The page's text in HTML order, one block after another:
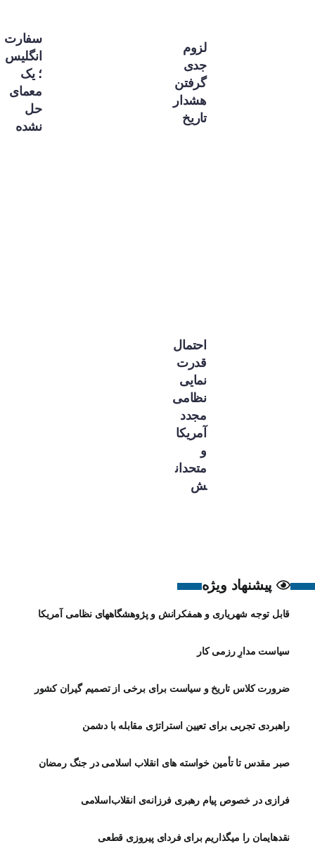
لزوم
جدی
گرفتن
هشدار
تاریخ
سفارت
انگلیس
؛ یک
معمای
حل
نشده
احتمال
قدرت
نمایی
نظامی
مجدد
آمریکا
و
متحدان
ش
پیشنهاد ویژه
قابل توجه شهریاری و همفکرانش و پژوهشگاههای نظامی آمریکا
سیاست مدارِ رزمی کار
ضرورت کلاس تاریخ و سیاست برای برخی از تصمیم گیران کشور
راهبردی تجربی برای تعیین استراتژی مقابله با دشمن
صبر مقدس تا تأمین خواسته های انقلاب اسلامی در جنگ رمضان
فرازی در خصوص پیام رهبری فرزانه‌ی انقلاب‌اسلامی
نقدهایمان را میگذاریم برای فردای پیروزی قطعی